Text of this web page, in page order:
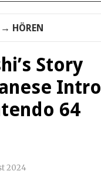
→ HÖREN
Story
Intro
64
2024